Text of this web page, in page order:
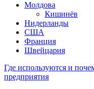
Молдова
Кишинёв
Нидерланды
США
Франция
Швейцария
Где используются и
предприятия